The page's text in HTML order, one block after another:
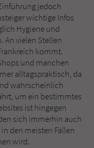
jedoch
wichtige Infos
Hygiene und
An vielen Stellen
kommt.
und manchen
alltagspraktisch, da
wahrscheinlich
um ein bestimmtes
ist hingegen
sich immerhin auch
den meisten Fällen
wird.